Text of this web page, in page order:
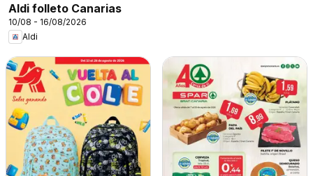
Aldi folleto Canarias
10/08 - 16/08/2026
Aldi